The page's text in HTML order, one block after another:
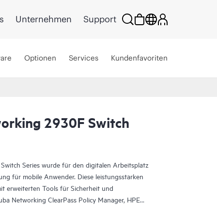
Unternehmen Support
Optionen Services Kundenfavoriten
2930F Switch
Series wurde für den digitalen Arbeitsplatz
für mobile Anwender. Diese leistungsstarken
erweiterten Tools für Sicherheit und
Networking ClearPass Policy Manager, HPE